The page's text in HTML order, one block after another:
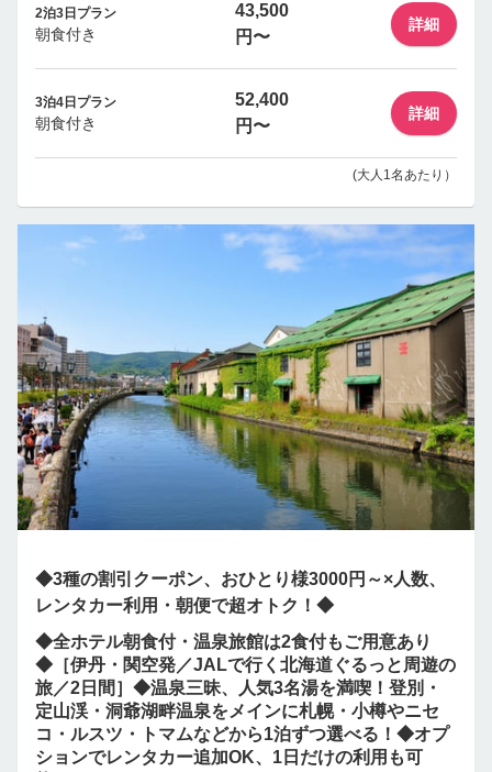
2泊3日プラン
朝食付き
43,500
円〜
詳細
3泊4日プラン
朝食付き
52,400
円〜
詳細
(大人1名あたり）
◆3種の割引クーポン、おひとり様3000円～×人数、
レンタカー利用・朝便で超オトク！◆
◆全ホテル朝食付・温泉旅館は2食付もご用意あり
◆［伊丹・関空発／JALで行く北海道ぐるっと周遊の
旅／2日間］◆温泉三昧、人気3名湯を満喫！登別・
定山渓・洞爺湖畔温泉をメインに札幌・小樽やニセ
コ・ルスツ・トマムなどから1泊ずつ選べる！◆オプ
ションでレンタカー追加OK、1日だけの利用も可